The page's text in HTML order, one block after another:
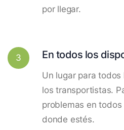
por llegar.
3 En todos los
Un lugar para
los transportistas.
problemas en
donde estés.